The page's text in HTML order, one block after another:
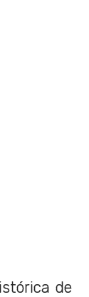
de